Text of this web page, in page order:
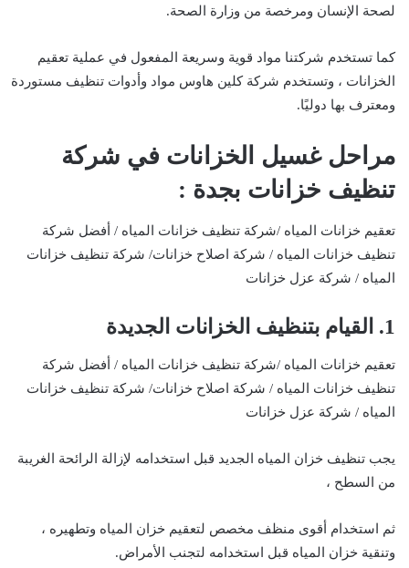
لصحة الإنسان ومرخصة من وزارة الصحة.
كما تستخدم شركتنا مواد قوية وسريعة المفعول في عملية تعقيم
الخزانات ، وتستخدم شركة كلين هاوس مواد وأدوات تنظيف مستوردة
ومعترف بها دوليًا.
مراحل غسيل الخزانات في شركة
تنظيف خزانات بجدة :
تعقيم خزانات المياه /شركة تنظيف خزانات المياه / أفضل شركة
تنظيف خزانات المياه / شركة اصلاح خزانات/ شركة تنظيف خزانات
المياه / شركة عزل خزانات
1. القيام بتنظيف الخزانات الجديدة
تعقيم خزانات المياه /شركة تنظيف خزانات المياه / أفضل شركة
تنظيف خزانات المياه / شركة اصلاح خزانات/ شركة تنظيف خزانات
المياه / شركة عزل خزانات
يجب تنظيف خزان المياه الجديد قبل استخدامه لإزالة الرائحة الغريبة
من السطح ،
ثم استخدام أقوى منظف مخصص لتعقيم خزان المياه وتطهيره ،
وتنقية خزان المياه قبل استخدامه لتجنب الأمراض.